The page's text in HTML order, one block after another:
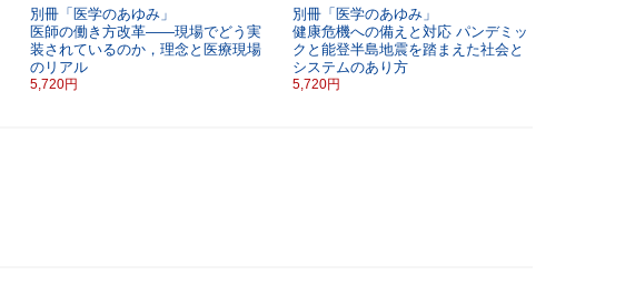
別冊「医学のあゆみ」
医師の働き方改革――現場でどう実
装されているのか，理念と医療現場
のリアル
5,720円
別冊「医学のあゆみ」
健康危機への備えと対応 パンデミッ
クと能登半島地震を踏まえた社会と
システムのあり方
5,720円